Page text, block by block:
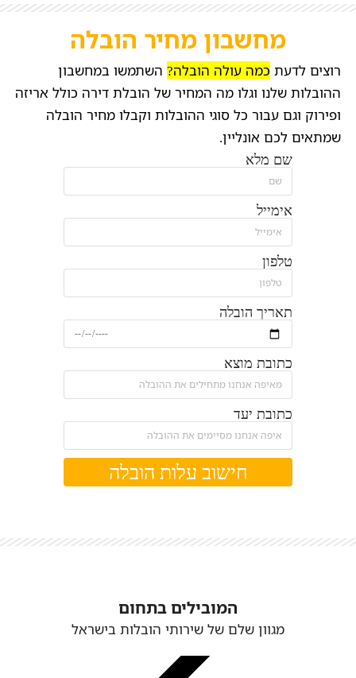
מחשבון מחיר הובלה
רוצים לדעת כמה עולה הובלה?השתמשו במחשבון
ההובלות שלנו וגלו מה המחיר של הובלת דירה כולל אריזה
ופירוק וגם עבור כל סוגי ההובלות וקבלו מחיר הובלה
שמתאים לכם אונליין.
שם מלא
אימייל
טלפון
תאריך הובלה
כתובת מוצא
כתובת יעד
חישוב עלות הובלה
המובילים בתחום
מגוון שלם של שירותי הובלות בישראל